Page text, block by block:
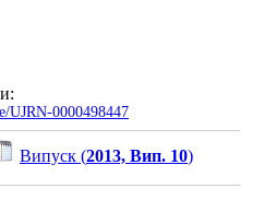
UJRN-0000498447
Випуск (2013, Вип. 10)